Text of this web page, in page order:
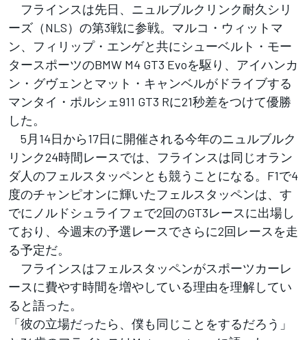
フラインスは先日、ニュルブルクリンク耐久シリ
ーズ（NLS）の第3戦に参戦。マルコ・ウィットマ
ン、フィリップ・エンゲと共にシューベルト・モー
タースポーツのBMW M4 GT3 Evoを駆り、アイハンカ
ン・グヴェンとマット・キャンベルがドライブする
マンタイ・ポルシェ911 GT3 Rに21秒差をつけて優勝
した。
5月14日から17日に開催される今年のニュルブルク
リンク24時間レースでは、フラインスは同じオラン
ダ人のフェルスタッペンとも競うことになる。F1で4
度のチャンピオンに輝いたフェルスタッペンは、す
でにノルドシュライフェで2回のGT3レースに出場し
ており、今週末の予選レースでさらに2回レースを走
る予定だ。
フラインスはフェルスタッペンがスポーツカーレ
ースに費やす時間を増やしている理由を理解してい
ると語った。
「彼の立場だったら、僕も同じことをするだろう」